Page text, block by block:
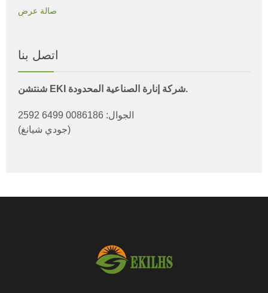
صالة عرض
اتصل بنا
شنتشن EKI شركة إنارة الصناعية المحدودة.
الجوال: 0086186 6499 2592
(جودي شيانغ)